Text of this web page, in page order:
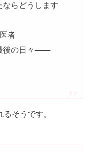
ならどうします
者
後の日々――
そうです。